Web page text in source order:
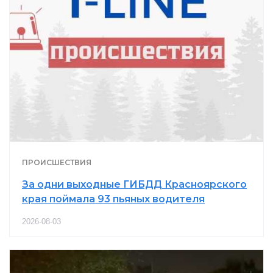
ПРОИСШЕСТВИЯ
За одни выходные ГИБДД Красноярского
края поймала 93 пьяных водителя
2026-08-03